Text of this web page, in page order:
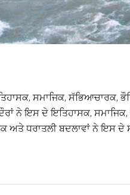
ਸਮਾਜਿਕ, ਸੱਭਿਆਚਾਰਕ,
ਨੇ ਇਸ ਦੇ ਇਤਿਹਾਸਕ,
ਅਤੇ ਧਰਾਤਲੀ ਬਦਲਾਵਾਂ ਨੇ ਇਸ ਦੇ